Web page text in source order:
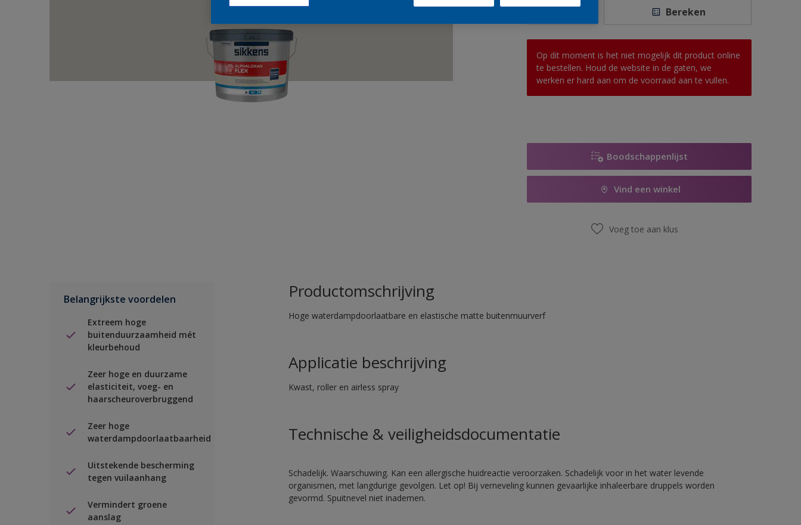
Bereken
Op dit moment is het niet mogelijk dit product online
te bestellen. Houd de website in de gaten, we
werken er hard aan om de voorraad aan te vullen.
Boodschappenlijst
Vind een winkel
Voeg toe aan klus
Belangrijkste voordelen
Extreem hoge
buitenduurzaamheid mét
kleurbehoud
Zeer hoge en duurzame
elasticiteit, voeg- en
haarscheuroverbruggend
Zeer hoge
waterdampdoorlaatbaarheid
Uitstekende bescherming
tegen vuilaanhang
Vermindert groene
aanslag
Productomschrijving
Hoge waterdampdoorlaatbare en elastische matte buitenmuurverf
Applicatie beschrijving
Kwast, roller en airless spray
Technische & veiligheidsdocumentatie
Schadelijk. Waarschuwing. Kan een allergische huidreactie veroorzaken. Schadelijk voor in het water levende
organismen, met langdurige gevolgen. Let op! Bij verneveling kunnen gevaarlijke inhaleerbare druppels worden
gevormd. Spuitnevel niet inademen.